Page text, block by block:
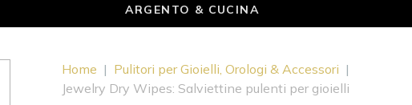
ARGENTO & CUCINA
Home | Pulitori per Gioielli, Orologi & Accessori |
Jewelry Dry Wipes: Salviettine pulenti per gioielli